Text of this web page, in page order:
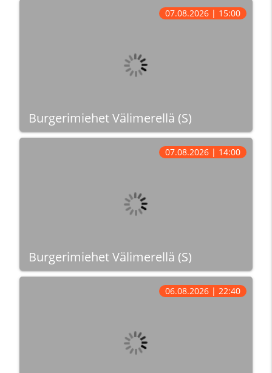
Burgerimiehet Välimerellä (S)
07.08.2026 | 15:00
Burgerimiehet Välimerellä (S)
07.08.2026 | 14:00
06.08.2026 | 22:40